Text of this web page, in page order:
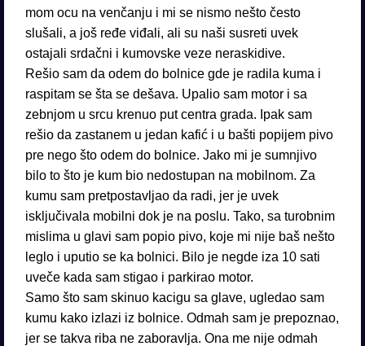
mom ocu na venčanju i mi se nismo nešto često
slušali, a još ređe viđali, ali su naši susreti uvek
ostajali srdačni i kumovske veze neraskidive.
Rešio sam da odem do bolnice gde je radila kuma i
raspitam se šta se dešava. Upalio sam motor i sa
zebnjom u srcu krenuo put centra grada. Ipak sam
rešio da zastanem u jedan kafić i u bašti popijem pivo
pre nego što odem do bolnice. Jako mi je sumnjivo
bilo to što je kum bio nedostupan na mobilnom. Za
kumu sam pretpostavljao da radi, jer je uvek
isključivala mobilni dok je na poslu. Tako, sa turobnim
mislima u glavi sam popio pivo, koje mi nije baš nešto
leglo i uputio se ka bolnici. Bilo je negde iza 10 sati
uveče kada sam stigao i parkirao motor.
Samo što sam skinuo kacigu sa glave, ugledao sam
kumu kako izlazi iz bolnice. Odmah sam je prepoznao,
jer se takva riba ne zaboravlja. Ona me nije odmah